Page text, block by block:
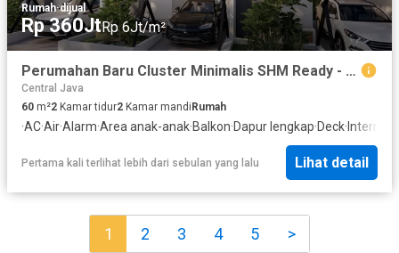
Rumah·dijual
Rp 360JtRp 6Jt/m²
Perumahan Baru Cluster Minimalis SHM Ready - 3 Menit ke Alun-alun Karanganyar
Central Java
60 m²2 Kamar tidur2 Kamar mandiRumah
·AC·Air·Alarm·Area anak-anak·Balkon·Dapur lengkap·Deck· Internet
Pertama kali terlihat lebih dari sebulan yang lalu Lihat detail
1 2 3 4 5 >